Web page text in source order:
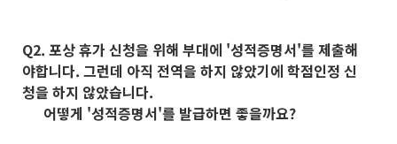
Q2. 포상 휴가 신청을 위해 부대에 '성적증명서'를 제출해
야합니다. 그런데 아직 전역을 하지 않았기에 학점인정 신
청을 하지 않았습니다.
어떻게 '성적증명서'를 발급하면 좋을까요?